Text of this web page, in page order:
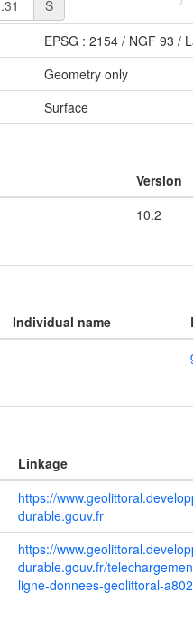
S
EPSG : 2154/ NGF 93 /
Geometry only
Surface
Version
10.2
Individual name
Linkage
https://
durable.gouv.fr
https://
durable.gouv.fr/
ligne-donnees-geolittoral-